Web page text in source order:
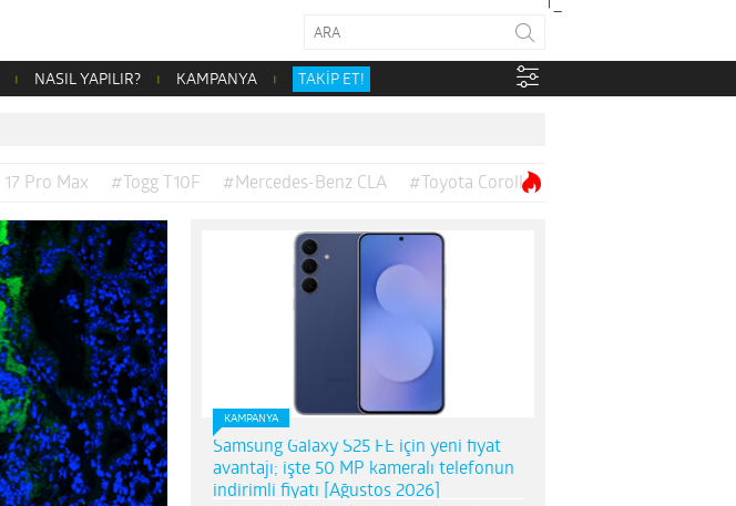
NASIL YAPILIR? KAMPANYA TAKİP ET!
Pro Max #Togg T10F #Mercedes-Benz CLA #Toyota Corolla
KAMPANYA
Samsung Galaxy S25 FE için yeni fiyat
avantajı; işte 50 MP kameralı telefonun
indirimli fiyatı [Ağustos 2026]